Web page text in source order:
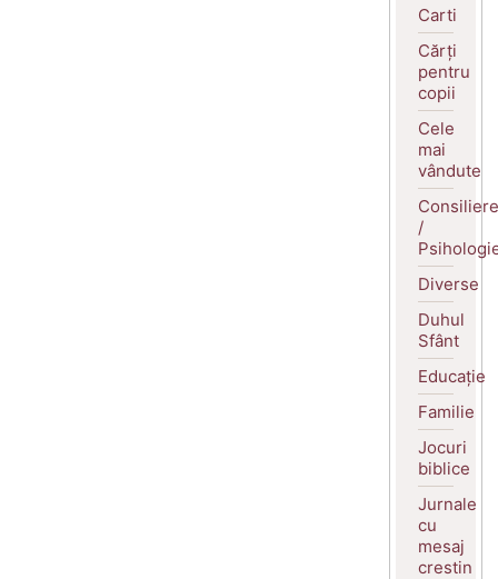
Carti
Cărți
pentru
copii
Cele
mai
vândute
Consiliere
/
Diverse
Duhul
Sfânt
Educație
Familie
Jocuri
biblice
Jurnale
cu
mesaj
crestin